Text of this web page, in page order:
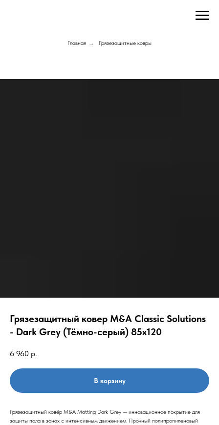
Главная → Грязезащитные ковры
Грязезащитный ковер M&A Classic Solutions
- Dark Grey (Тёмно-серый) 85х120
6 960 р.
В корзину
Грязезащитный ковёр M&A Matting Dark Grey — инновационное покрытие для
защиты пола в зонах с интенсивным движением. Прочный полипропиленовый